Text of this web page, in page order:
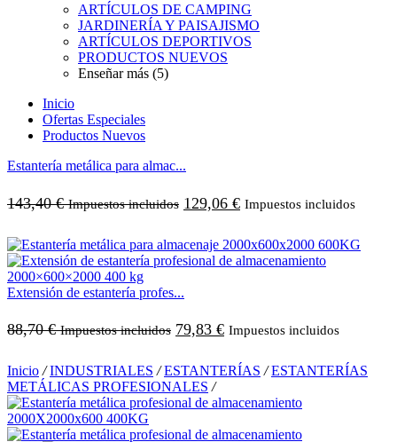
ARTÍCULOS DE CAMPING
JARDINERÍA Y PAISAJISMO
ARTÍCULOS DEPORTIVOS
PRODUCTOS NUEVOS
Enseñar más (5)
Inicio
Ofertas Especiales
Productos Nuevos
Estantería metálica para almac...
143,40€ Impuestos incluidos 129,06 € Impuestos incluidos
Extensión de estantería profes...
88,70€ Impuestos incluidos 79,83 € Impuestos incluidos
Inicio / INDUSTRIALES / ESTANTERÍAS / ESTANTERÍAS
METÁLICAS PROFESIONALES /